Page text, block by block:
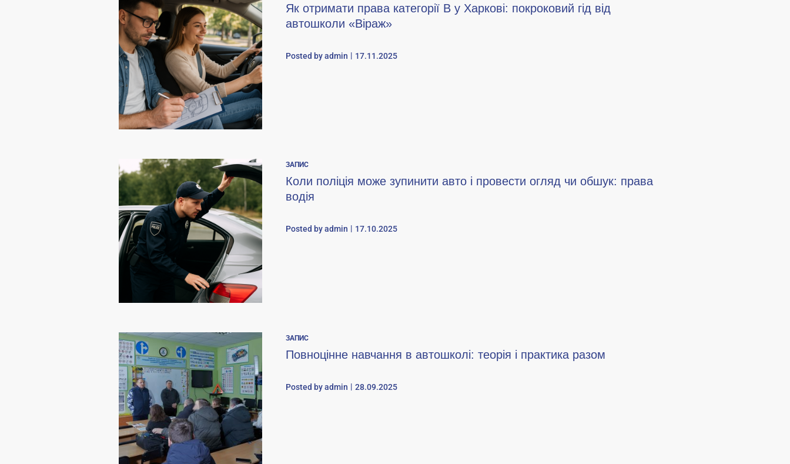
Як отримати права категорії B у Харкові: покроковий гід від
автошколи «Віраж»
Posted byadmin 17.11.2025
ЗАПИС
Коли поліція може зупинити авто і провести огляд чи обшук: права
водія
Posted byadmin 17.10.2025
ЗАПИС
Повноцінне навчання в автошколі: теорія і практика разом
Posted byadmin 28.09.2025